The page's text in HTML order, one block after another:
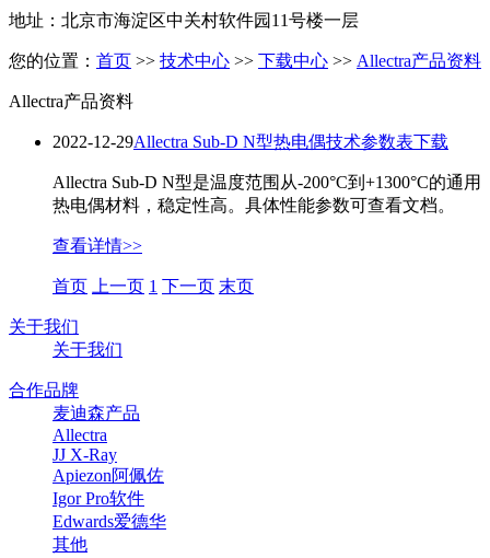
地址：北京市海淀区中关村软件园11号楼一层
您的位置： 首页 >> 技术中心 >> 下载中心 >> Allectra产品资料
Allectra产品资料
2022-12-29Allectra Sub-D N型热电偶技术参数表下载
Allectra Sub-D N型是温度范围从-200°C到+1300°C的通用
热电偶材料，稳定性高。具体性能参数可查看文档。
查看详情>>
首页 上一页 1 下一页 末页
关于我们
关于我们
合作品牌
麦迪森产品
Allectra
JJ X-Ray
Apiezon阿佩佐
Igor Pro软件
Edwards爱德华
其他